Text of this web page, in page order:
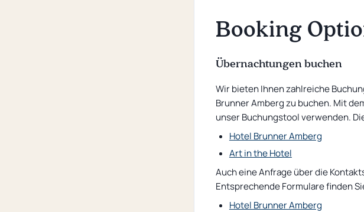
Single room
from 69€
Sleeping with
10 %Rabatt auf den
CURRENT OFFER
Sleeping with
Booking
Übernachtungen buchen
Wir bieten Ihnen zahlreiche
Brunner Amberg zu buchen. Mit
unser Buchungstool verwenden.
Hotel Brunner Amberg
Art in the Hotel
Auch eine Anfrage über die
Entsprechende Formulare finden
Hotel Brunner Amberg